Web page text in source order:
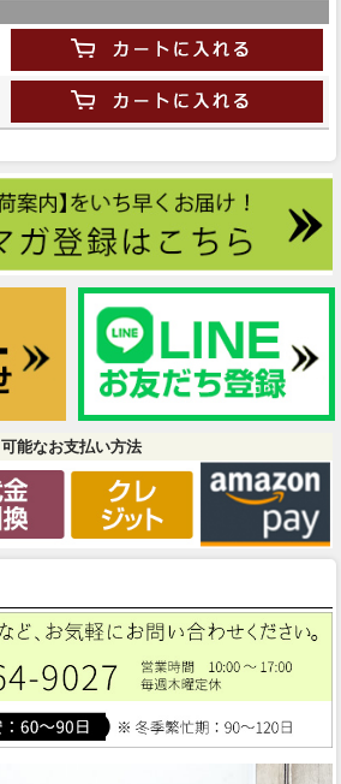
可能なお支払い方法